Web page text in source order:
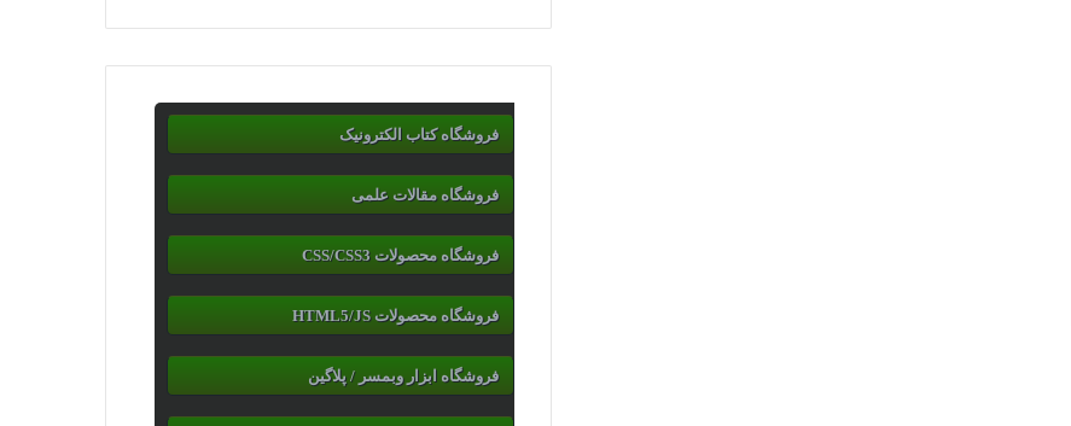
فروشگاه کتاب الکترونیک
فروشگاه مقالات علمی
فروشگاه محصولات CSS/CSS3
فروشگاه محصولات HTML5/JS
فروشگاه ابزار وبمسر / پلاگین